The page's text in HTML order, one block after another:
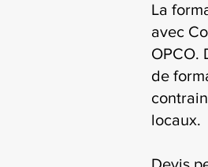
La
avec
OPCO.
de
locaux.